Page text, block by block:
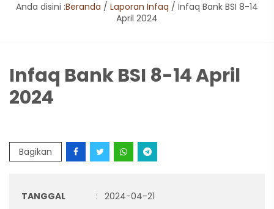
Anda disini :Beranda / Laporan Infaq / Infaq Bank BSI 8-14
April 2024
Infaq Bank BSI 8-14 April
2024
Bagikan
TANGGAL : 2024-04-21